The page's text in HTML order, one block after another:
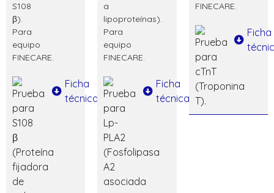
S108
β).
Para
equipo
FINECARE.
Ficha
técnica
a
lipoproteínas).
Para
equipo
FINECARE.
Ficha
técnica
FINECARE.
Ficha